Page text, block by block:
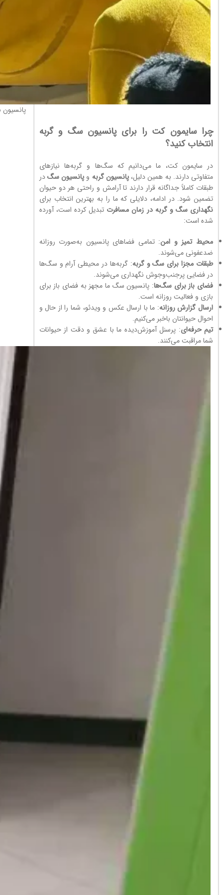
پانسیون
چرا سایمون کت را برای پانسیون سگ و گربه
انتخاب کنید؟
در سایمون کت، ما می‌دانیم که سگ‌ها و گربه‌ها نیازهای
متفاوتی دارند. به همین دلیل،پانسیون گربه و پانسیون سگدر
طبقات کاملاً جداگانه قرار دارند تا آرامش و راحتی هر دو حیوان
تضمین شود. در ادامه، دلایلی که ما را به بهترین انتخاب برای
نگهداری سگ و گربه در زمان مسافرت تبدیل کرده است، آورده
شده است:
محیط تمیز و امن: تمامی فضاهای پانسیون به‌صورت روزانه
ضدعفونی می‌شوند.
طبقات مجزا برای سگ و گربه: گربه‌ها در محیطی آرام و سگ‌ها
در فضایی پرجنب‌وجوش نگهداری می‌شوند.
فضای باز برای سگ‌ها: پانسیون سگ ما مجهز به فضای باز برای
بازی و فعالیت روزانه است.
ارسال گزارش روزانه: ما با ارسال عکس و ویدئو، شما را از حال و
احوال حیوانتان باخبر می‌کنیم.
تیم حرفه‌ای: پرسنل آموزش‌دیده ما با عشق و دقت از حیوانات
شما مراقبت می‌کنند.